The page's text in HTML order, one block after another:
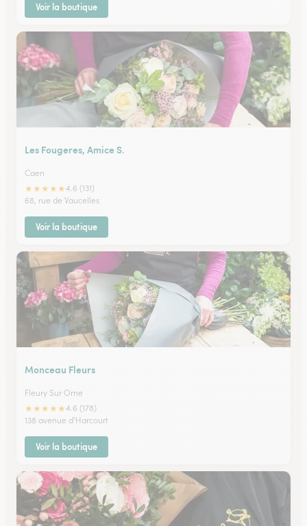
Voir la boutique
Les Fougeres, Amice S.
Caen
★★★★★4.6 (131)
68, rue de Vaucelles
Voir la boutique
Monceau Fleurs
Fleury Sur Orne
★★★★★4.6 (178)
138 avenue d'Harcourt
Voir la boutique